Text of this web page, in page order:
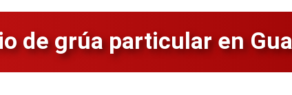
de grúa particular en